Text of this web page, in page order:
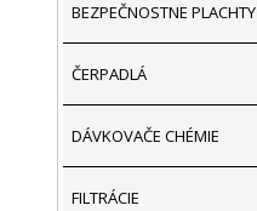
BEZPEČNOSTNE PLACHTY
ČERPADLÁ
DÁVKOVAČE CHÉMIE
FILTRÁCIE